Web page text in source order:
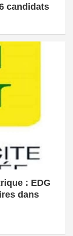
candidats
: EDG
dans